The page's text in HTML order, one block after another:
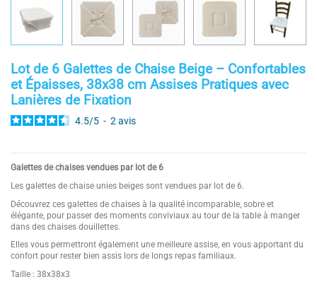
Lot de 6 Galettes de Chaise Beige – Confortables
et Épaisses, 38x38 cm Assises Pratiques avec
Lanières de Fixation
4.5/5 - 2 avis
Galettes de chaises vendues par lot de 6
Les galettes de chaise unies beiges sont vendues par lot de 6.
Découvrez ces galettes de chaises à la qualité incomparable, sobre et
élégante, pour passer des moments conviviaux au tour de la table à manger
dans des chaises douillettes.
Elles vous permettront également une meilleure assise, en vous apportant du
confort pour rester bien assis lors de longs repas familiaux.
Taille : 38x38x3